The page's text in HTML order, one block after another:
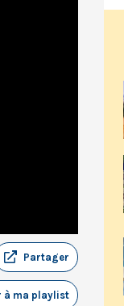
Partager
à ma playlist